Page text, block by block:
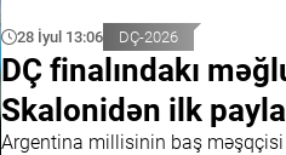
28 İyul 13:06 DÇ-2026
DÇ finalındakı
Skalonidən ilk
Argentina millisinin baş məşqçisi